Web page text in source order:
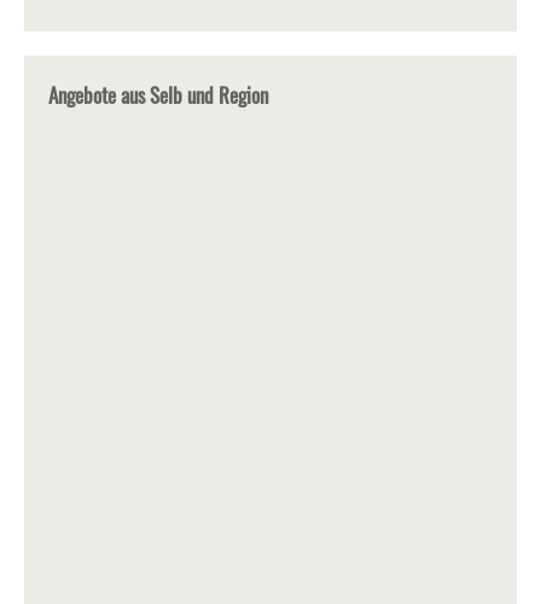
Angebote aus Selb und Region